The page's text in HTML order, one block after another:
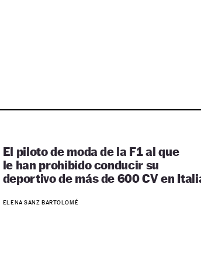
El piloto de moda de la F1 al que
le han prohibido conducir su
deportivo de más de 600 CV en
ELENA SANZ BARTOLOMÉ